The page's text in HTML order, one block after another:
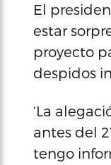
El
estar
proyecto
despidos
‘La
antes del
tengo